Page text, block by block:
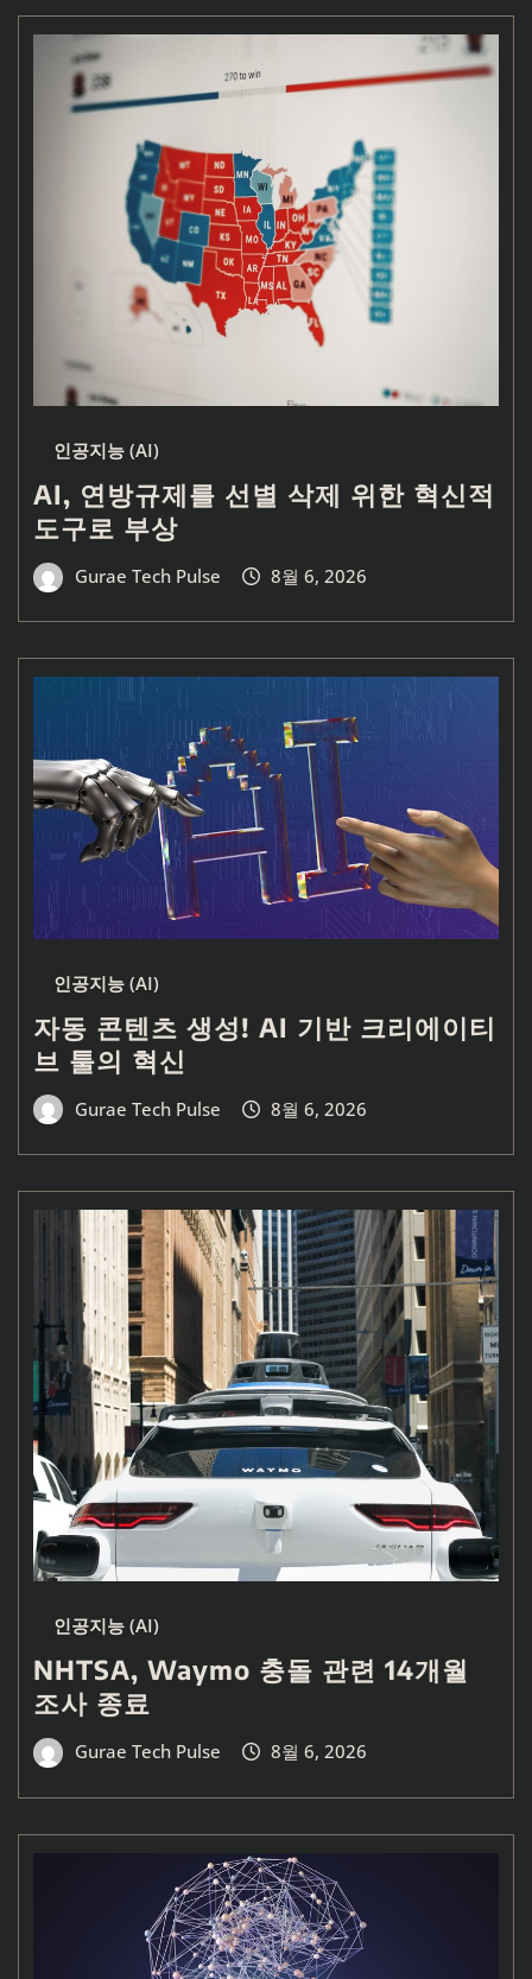
인공지능 (AI)
AI, 연방규제를 선별 삭제 위한 혁신적
도구로 부상
Gurae Tech Pulse 8월 6, 2026
인공지능 (AI)
자동 콘텐츠 생성! AI 기반 크리에이티
브 툴의 혁신
Gurae Tech Pulse 8월 6, 2026
인공지능 (AI)
NHTSA, Waymo 충돌 관련 14개월
조사 종료
Gurae Tech Pulse 8월 6, 2026